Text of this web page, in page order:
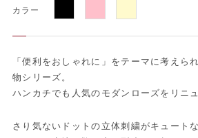
カラー
「便利をおしゃれに」をテーマに考えら
物シリーズ。
ハンカチでも人気のモダンローズをリニ
さり気ないドットの立体刺繍がキュート